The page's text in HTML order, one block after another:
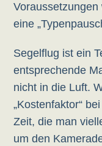
eine
Segelflug ist ein
entsprechende
nicht in die Luft.
„Kostenfaktor“
Zeit, die man
um den